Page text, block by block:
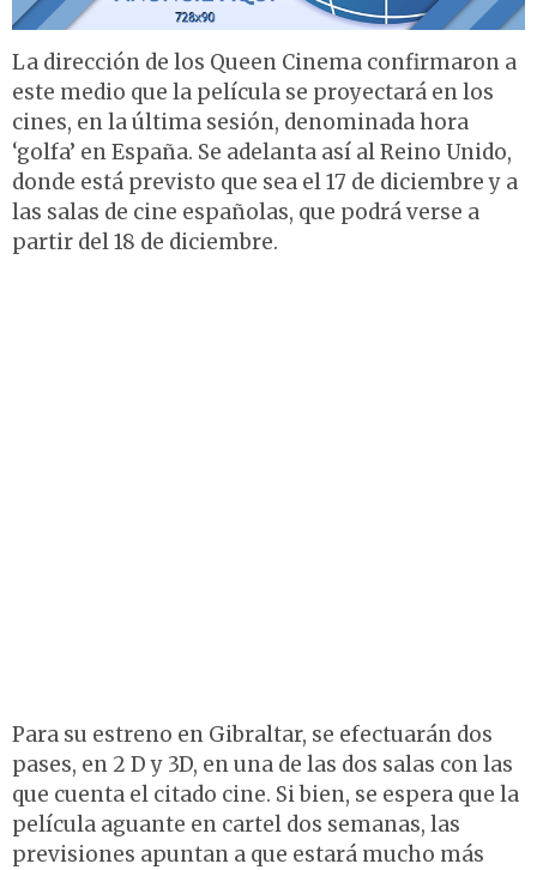
La dirección de los Queen Cinema confirmaron a
este medio que la película se proyectará en los
cines, en la última sesión, denominada hora
‘golfa’ en España. Se adelanta así al Reino Unido,
donde está previsto que sea el 17 de diciembre y a
las salas de cine españolas, que podrá verse a
partir del 18 de diciembre.
Para su estreno en Gibraltar, se efectuarán dos
pases, en 2 D y 3D, en una de las dos salas con las
que cuenta el citado cine. Si bien, se espera que la
película aguante en cartel dos semanas, las
previsiones apuntan a que estará mucho más